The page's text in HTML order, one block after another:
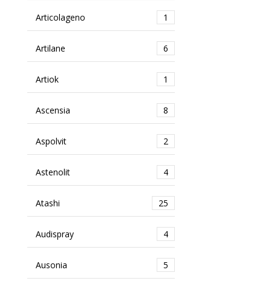
Articolageno 1
Artilane 6
Artiok 1
Ascensia 8
Aspolvit 2
Astenolit 4
Atashi 25
Audispray 4
Ausonia 5